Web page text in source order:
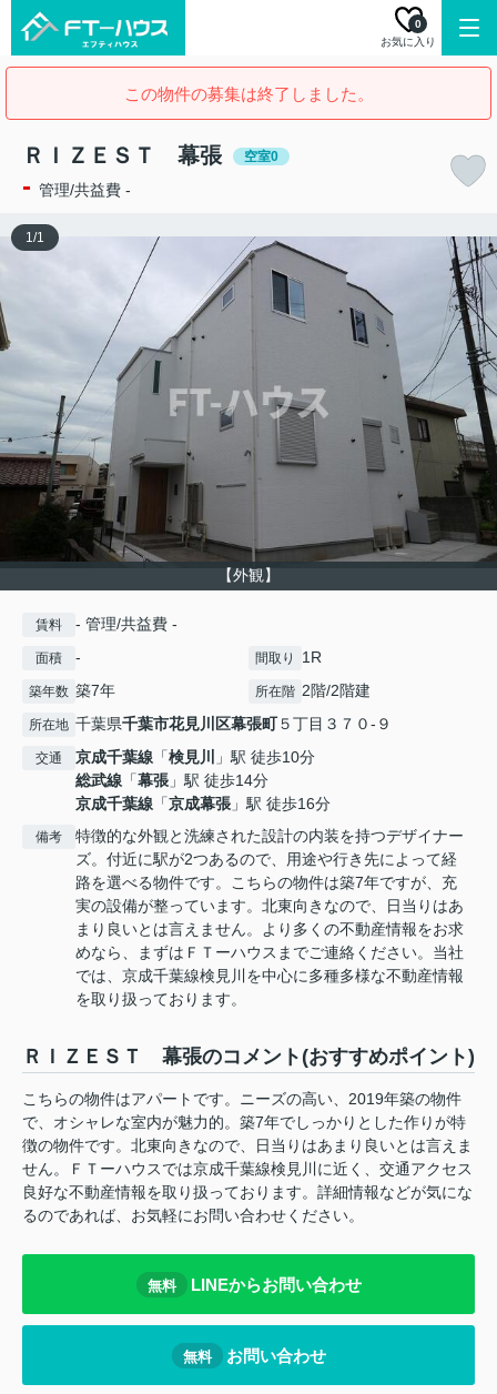
お気に入り
0
この物件の募集は終了しました。
ＲＩＺＥＳＴ 幕張 空室0
- 管理/共益費 -
【外観】
1/1
賃料 - 管理/共益費 -
面積 - 間取り 1R
築年数 築7年 所在階 2階/2階建
所在地 千葉県千葉市花見川区幕張町５丁目３７０-９
交通 京成千葉線 「検見川
」駅 徒歩10分
総武線 「幕張 」駅 徒歩14分
京成千葉線 「京成幕張 」駅 徒歩16分
備考
特徴的な外観と洗練された設計の内装を持つデザイナー
ズ。付近に駅が2つあるので、用途や行き先によって経
路を選べる物件です。こちらの物件は築7年ですが、充
実の設備が整っています。北東向きなので、日当りはあ
まり良いとは言えません。より多くの不動産情報をお求
めなら、まずはＦＴーハウスまでご連絡ください。当社
では、京成千葉線検見川を中心に多種多様な不動産情報
を取り扱っております。
ＲＩＺＥＳＴ 幕張のコメント(おすすめポイント)
こちらの物件はアパートです。ニーズの高い、2019年築の物件
で、オシャレな室内が魅力的。築7年でしっかりとした作りが特
徴の物件です。北東向きなので、日当りはあまり良いとは言えま
せん。ＦＴーハウスでは京成千葉線検見川に近く、交通アクセス
良好な不動産情報を取り扱っております。詳細情報などが気にな
るのであれば、お気軽にお問い合わせください。
無料 LINEからお問い合わせ
無料 お問い合わせ